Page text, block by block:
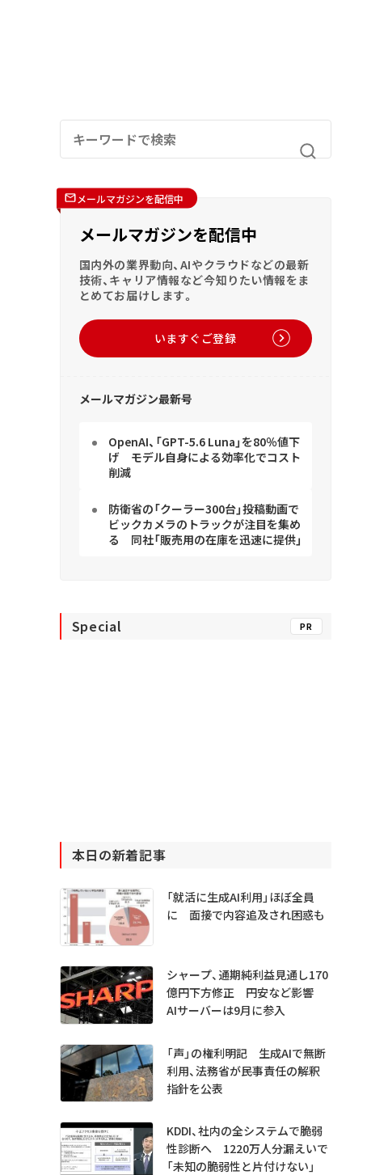
メールマガジンを配信中
メールマガジンを配信中
国内外の業界動向、AIやクラウドなどの最新
技術、キャリア情報など今知りたい情報をま
とめてお届けします。
いますぐご登録
メールマガジン最新号
OpenAI、「GPT-5.6 Luna」を80％値下
げ モデル自身による効率化でコスト
削減
防衛省の「クーラー300台」投稿動画で
ビックカメラのトラックが注目を集め
る 同社「販売用の在庫を迅速に提供」
Special PR
本日の新着記事
「就活に生成AI利用」ほぼ全員
に 面接で内容追及され困惑も
シャープ、通期純利益見通し170
億円下方修正 円安など影響
AIサーバーは9月に参入
「声」の権利明記 生成AIで無断
利用、法務省が民事責任の解釈
指針を公表
KDDI、社内の全システムで脆弱
性診断へ 1220万人分漏えいで
「未知の脆弱性と片付けない」